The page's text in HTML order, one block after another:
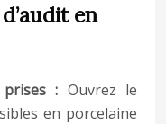
en
: Ouvrez le
en porcelaine